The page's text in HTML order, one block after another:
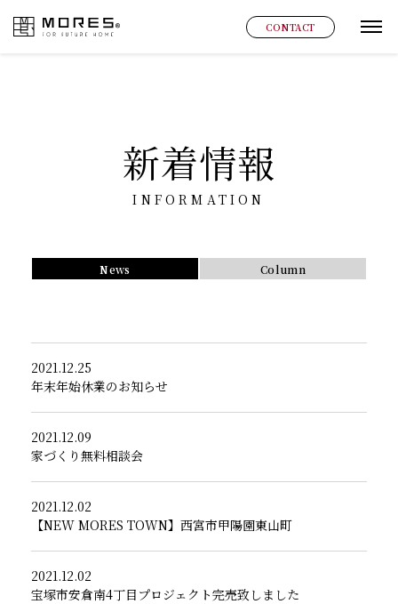
MORES CONTACT グ
新着情報
INFORMATION
News Column
2021.12.25
年末年始休業のお知らせ
2021.12.09
家づくり無料相談会
2021.12.02
【NEW MORES TOWN】西宮市甲陽園東山町
2021.12.02
宝塚市安倉南4丁目プロジェクト完売致しました